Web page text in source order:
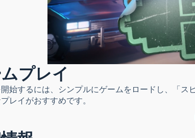
プレイ
始するには、シンプルにゲームをロードし、「ス
レイがおすすめです。